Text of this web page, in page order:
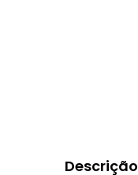
Descrição